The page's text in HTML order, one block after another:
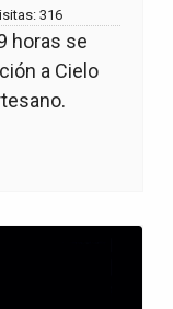
316
horas se
a Cielo